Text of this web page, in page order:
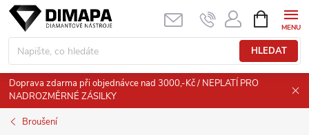
Přejít
obsah
HLEDAT
NÁKUPNÍ
KOŠÍK
Doprava zdarma při objednávce nad 3000,-Kč / NEPLATÍ PRO
NADROZMĚRNÉ ZÁSILKY
Broušení